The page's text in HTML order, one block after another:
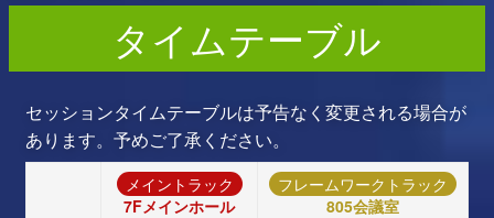
タイムテーブル
セッションタイムテーブルは予告なく変更される場合が
あります。予めご了承ください。
メイントラック
7Fメインホール
フレームワークトラック
805会議室